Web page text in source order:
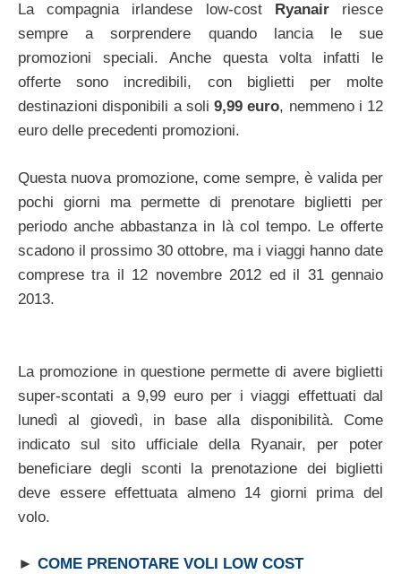
La compagnia irlandese low-cost Ryanairriesce
sempre a sorprendere quando lancia le sue
promozioni speciali. Anche questa volta infatti le
offerte sono incredibili, con biglietti per molte
destinazioni disponibili a soli 9,99 euro, nemmeno i 12
euro delle precedenti promozioni.
Questa nuova promozione, come sempre, è valida per
pochi giorni ma permette di prenotare biglietti per
periodo anche abbastanza in là col tempo. Le offerte
scadono il prossimo 30 ottobre, ma i viaggi hanno date
comprese tra il 12 novembre 2012 ed il 31 gennaio
2013.
La promozione in questione permette di avere biglietti
super-scontati a 9,99 euro per i viaggi effettuati dal
lunedì al giovedì, in base alla disponibilità. Come
indicato sul sito ufficiale della Ryanair, per poter
beneficiare degli sconti la prenotazione dei biglietti
deve essere effettuata almeno 14 giorni prima del
volo.
► COME PRENOTARE VOLI LOW COST